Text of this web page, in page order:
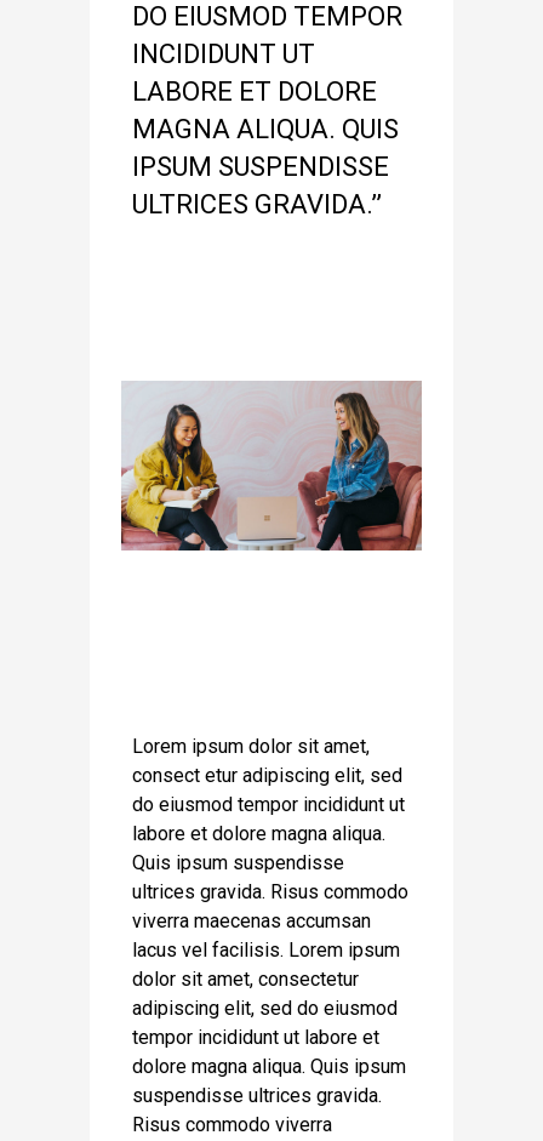
DO EIUSMOD TEMPOR
INCIDIDUNT UT
LABORE ET DOLORE
MAGNA ALIQUA. QUIS
IPSUM SUSPENDISSE
ULTRICES GRAVIDA.’’
Lorem ipsum dolor sit amet,
consect etur adipiscing elit, sed
do eiusmod tempor incididunt ut
labore et dolore magna aliqua.
Quis ipsum suspendisse
ultrices gravida. Risus commodo
viverra maecenas accumsan
lacus vel facilisis. Lorem ipsum
dolor sit amet, consectetur
adipiscing elit, sed do eiusmod
tempor incididunt ut labore et
dolore magna aliqua. Quis ipsum
suspendisse ultrices gravida.
Risus commodo viverra